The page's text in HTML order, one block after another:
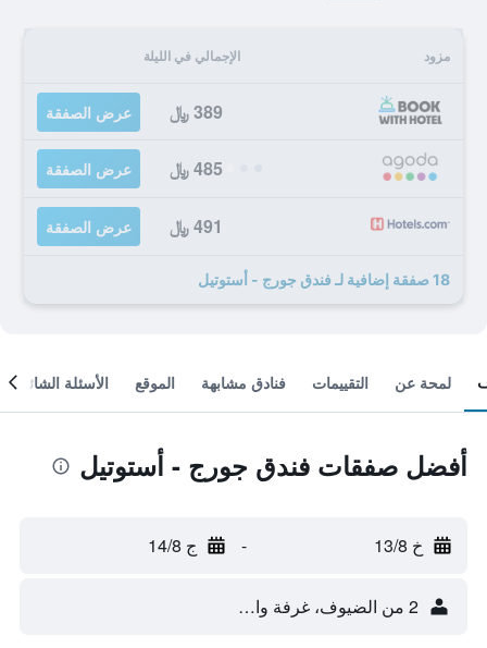
مزود الإجمالي في الليلة
389 ﷼ عرض الصفقة
485 ﷼ عرض الصفقة
491 ﷼ عرض الصفقة
18 صفقة إضافية لـ فندق جورج - أستوتيل
لمحة عن التقييمات فنادق مشابهة الموقع الأسئلة الشائعة
أفضل صفقات فندق جورج - أستوتيل
خ 13/8 - ج 14/8
2 من الضيوف، غرفة واحدة